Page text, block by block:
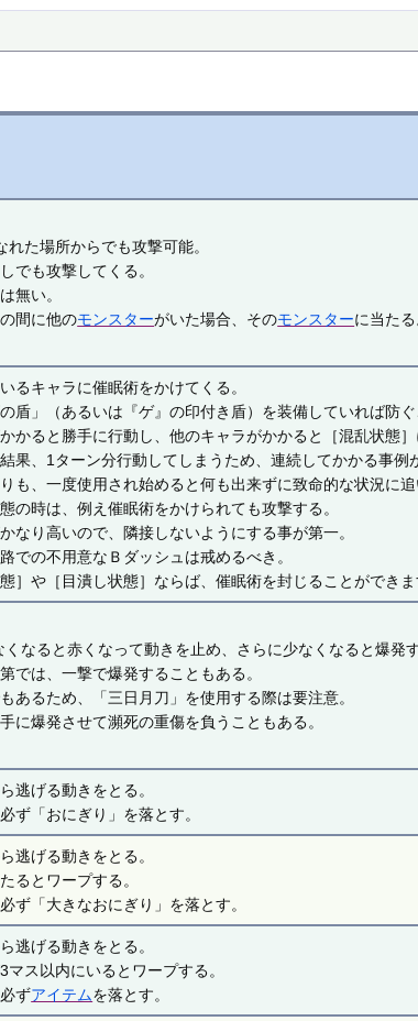
れた場所からでも攻撃可能。
でも攻撃してくる。
無い。
間に他のモンスターがいた場合、そのモンスターに当たる
るキャラに催眠術をかけてくる。
の盾」（あるいは『ゲ』の印付き盾）を装備していれば防
かかると勝手に行動し、他のキャラがかかると［混乱状態］
結果、1ターン分行動してしまうため、連続してかかる事例
りも、一度使用され始めると何も出来ずに致命的な状況に追
の時は、例え催眠術をかけられても攻撃する。
なり高いので、隣接しないようにする事が第一。
での不用意なＢダッシュは戒めるべき。
態］や［目潰し状態］ならば、催眠術を封じることができま
くなると赤くなって動きを止め、さらに少なくなると爆発
では、一撃で爆発することもある。
あるため、「三日月刀」を使用する際は要注意。
に爆発させて瀕死の重傷を負うこともある。
逃げる動きをとる。
ず「おにぎり」を落とす。
逃げる動きをとる。
るとワープする。
ず「大きなおにぎり」を落とす。
逃げる動きをとる。
マス以内にいるとワープする。
ずアイテムを落とす。